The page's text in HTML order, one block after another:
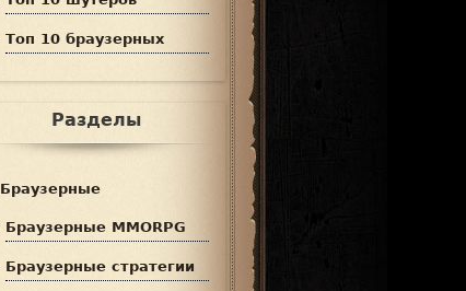
Топ 10 браузерных
Разделы
Браузерные
Браузерные MMORPG
Браузерные стратегии